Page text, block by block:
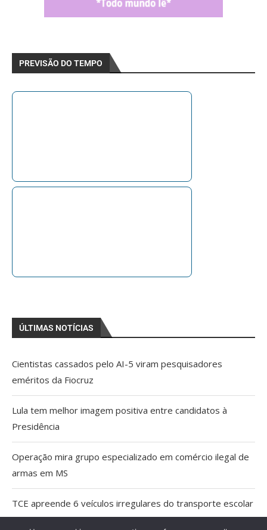
PREVISÃO DO TEMPO
ÚLTIMAS NOTÍCIAS
Cientistas cassados pelo AI-5 viram pesquisadores
eméritos da Fiocruz
Lula tem melhor imagem positiva entre candidatos à
Presidência
Operação mira grupo especializado em comércio ilegal de
armas em MS
TCE apreende 6 veículos irregulares do transporte escolar
em MS